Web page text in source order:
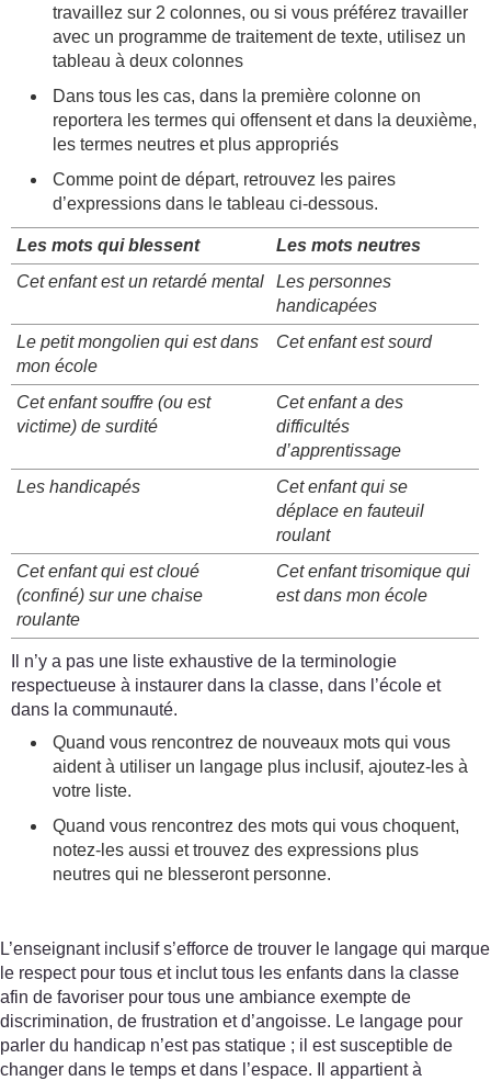
travaillez sur 2 colonnes, ou si vous préférez travailler
avec un programme de traitement de texte, utilisez un
tableau à deux colonnes
Dans tous les cas, dans la première colonne on
reportera les termes qui offensent et dans la deuxième,
les termes neutres et plus appropriés
Comme point de départ, retrouvez les paires
d’expressions dans le tableau ci-dessous.
Les mots qui blessent
Les mots neutres
Cet enfant est un retardé mental
Les personnes
handicapées
Le petit mongolien qui est dans
mon école
Cet enfant est sourd
Cet enfant souffre (ou est
victime) de surdité
Cet enfant a des
difficultés
d’apprentissage
Les handicapés
Cet enfant qui se
déplace en fauteuil
roulant
Cet enfant qui est cloué
(confiné) sur une chaise
roulante
Cet enfant trisomique qui
est dans mon école
Il n’y a pas une liste exhaustive de la terminologie
respectueuse à instaurer dans la classe, dans l’école et
dans la communauté.
Quand vous rencontrez de nouveaux mots qui vous
aident à utiliser un langage plus inclusif, ajoutez-les à
votre liste.
Quand vous rencontrez des mots qui vous choquent,
notez-les aussi et trouvez des expressions plus
neutres qui ne blesseront personne.
L’enseignant inclusif s’efforce de trouver le langage qui marque
le respect pour tous et inclut tous les enfants dans la classe
afin de favoriser pour tous une ambiance exempte de
discrimination, de frustration et d’angoisse. Le langage pour
parler du handicap n’est pas statique ; il est susceptible de
changer dans le temps et dans l’espace. Il appartient à